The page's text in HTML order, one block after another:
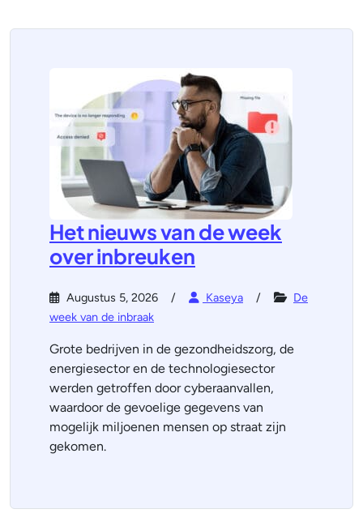
Het nieuws van de week
over inbreuken
Augustus 5, 2026 Kaseya
De
week van de inbraak
Grote bedrijven in de gezondheidszorg, de
energiesector en de technologiesector
werden getroffen door cyberaanvallen,
waardoor de gevoelige gegevens van
mogelijk miljoenen mensen op straat zijn
gekomen.